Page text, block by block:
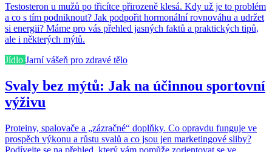
Testosteron u mužů po třicítce přirozeně klesá. Kdy už je to problém
a co s tím podniknout? Jak podpořit hormonální rovnováhu a udržet
si energii? Máme pro vás přehled jasných faktů a praktických tipů,
ale i některých mýtů.
Jídlo Jarní vášeň pro zdravé tělo
Svaly bez mýtů: Jak na účinnou sportovní
výživu
Proteiny, spalovače a „zázračné“ doplňky. Co opravdu funguje ve
prospěch výkonu a růstu svalů a co jsou jen marketingové sliby?
Podívejte se na přehled, který vám pomůže zorientovat se ve